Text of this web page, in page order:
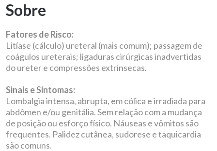
Sobre
Fatores de Risco:
Litíase (cálculo) ureteral (mais comum); passagem de
coágulos ureterais; ligaduras cirúrgicas inadvertidas
do ureter e compressões extrínsecas.
Sinais e Sintomas:
Lombalgia intensa, abrupta, em cólica e irradiada para
abdômen e/ou genitália. Sem relação com a mudança
de posição ou esforço físico. Náuseas e vômitos são
frequentes. Palidez cutânea, sudorese e taquicardia
são comuns.